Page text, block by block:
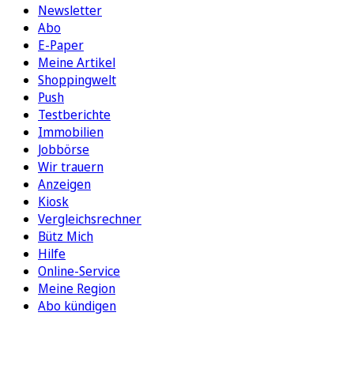
Newsletter
Abo
E-Paper
Meine Artikel
Shoppingwelt
Push
Testberichte
Immobilien
Jobbörse
Wir trauern
Anzeigen
Kiosk
Vergleichsrechner
Bütz Mich
Hilfe
Online-Service
Meine Region
Abo kündigen